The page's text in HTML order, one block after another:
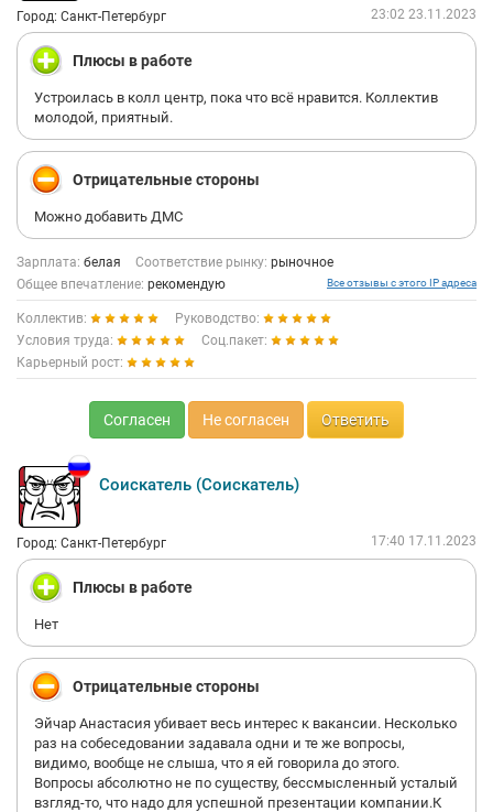
Город: Санкт-Петербург 23:02 23.11.2023
Плюсы в работе
Устроилась в колл центр, пока что всё нравится. Коллектив
молодой, приятный.
Отрицательные стороны
Можно добавить ДМС
Зарплата: белая Соответствие рынку: рыночное
Общее впечатление: рекомендую Все отзывы с этого IP адреса
Коллектив:
Руководство:
Условия труда:
Соц.пакет:
Карьерный рост:
Согласен Не согласен Ответить
Соискатель (Соискатель)
Город: Санкт-Петербург 17:40 17.11.2023
Плюсы в работе
Нет
Отрицательные стороны
Эйчар Анастасия убивает весь интерес к вакансии. Несколько
раз на собеседовании задавала одни и те же вопросы,
видимо, вообще не слыша, что я ей говорила до этого.
Вопросы абсолютно не по существу, бессмысленный усталый
взгляд-то, что надо для успешной презентации компании.К